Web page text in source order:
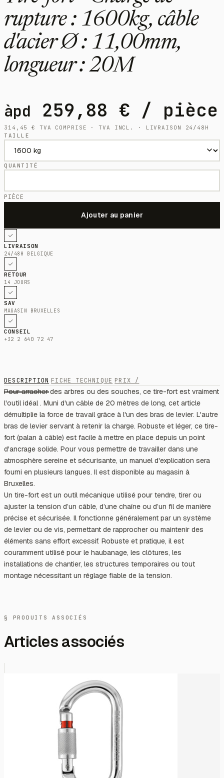
rupture : 1600kg, câble
d'acier Ø : 11,00mm,
longueur : 20M
àpd 259,88 € / pièce
314,45€
TVA COMPRISE · TVA INCL. · LIVRAISON 24/48H
TAILLE
QUANTITÉ
PIÈCE
LIVRAISON
24/48H BELGIQUE
RETOUR
14 JOURS
SAV
MAGASIN BRUXELLES
CONSEIL
+32 2 640 72 47
DESCRIPTION FICHE TECHNIQUE PRIX /
Pour arracher des arbres ou des souches, ce tire-fort est vraiment
l'outil idéal . Muni d'un câble de 20 mètres de long, cet article
démultiplie la force de travail grâce à l'un des bras de levier. L'autre
bras de levier servant à retenir la charge. Robuste et léger, ce tire-
fort (palan à câble) est facile à mettre en place depuis un point
d'ancrage solide. Pour vous permettre de travailler dans une
atmosphère sereine et sécurisante, un manuel d'explication sera
fourni en plusieurs langues. Il est disponible au magasin à
Bruxelles.
Un tire-fort est un outil mécanique utilisé pour tendre, tirer ou
ajuster la tension d’un câble, d’une chaîne ou d’un fil de manière
précise et sécurisée. Il fonctionne généralement par un système
de levier ou de vis, permettant de rapprocher ou maintenir des
éléments sans effort excessif. Robuste et pratique, il est
couramment utilisé pour le haubanage, les clôtures, les
installations de chantier, les structures temporaires ou tout
montage nécessitant un réglage fiable de la tension.
§ PRODUITS ASSOCIÉS
Articles associés